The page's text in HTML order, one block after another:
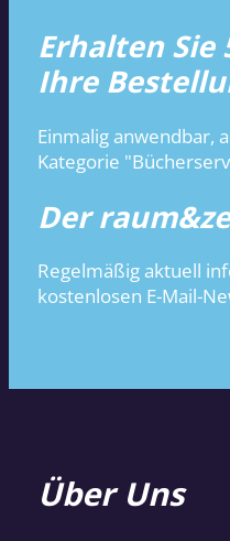
Erhalten Sie
Ihre
Einmalig anwendbar,
Kategorie
Der
Regelmäßig aktuell
kostenlosen E-Mail-
Über Uns